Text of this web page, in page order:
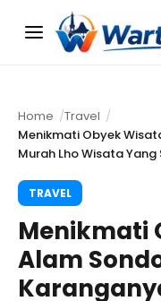
Menu
Home
Travel
Menikmati Obyek
Murah Lho Wisata Yang
TRAVEL
Menikmati
Alam